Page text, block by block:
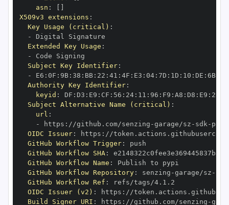
asn :
X509v3 extensions :
Key Usage (critical) :
-
Extended Key Usage :
-
Subject Key Identifier:
-
E6 : 0F : 9B: 38 : BB: 22 : 41 : 4F : E3 : 04: 7D : 1D : 10 : DE : 6B:
Authority Key Identifier:
keyid : DF : D3 : E9 : CF : 56 : 24: 11 : 96 : F9 : A8 : D8 : E9 : 28
Subject Alternative Name (critical) :
url :
-
https : //github.com/senzing -garage/sz - sdk -
OIDC Issuer: https :
GitHub Workflow Trigger:
GitHub Workflow SHA:
GitHub Workflow Name :
GitHub Workflow Repository: senzing -garage/sz -
GitHub Workflow Ref :
OIDC Issuer (v2) : https :
Build Signer URI : https : //github.com/senzing -